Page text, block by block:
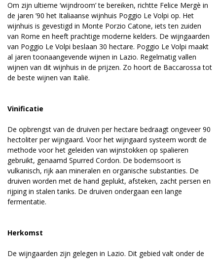
Om zijn ultieme ‘wijndroom’ te bereiken, richtte Felice Mergè in
de jaren ’90 het Italiaanse wijnhuis Poggio Le Volpi op. Het
wijnhuis is gevestigd in Monte Porzio Catone, iets ten zuiden
van Rome en heeft prachtige moderne kelders. De wijngaarden
van Poggio Le Volpi beslaan 30 hectare. Poggio Le Volpi maakt
al jaren toonaangevende wijnen in Lazio. Regelmatig vallen
wijnen van dit wijnhuis in de prijzen. Zo hoort de Baccarossa tot
de beste wijnen van Italië.
Vinificatie
De opbrengst van de druiven per hectare bedraagt ongeveer 90
hectoliter per wijngaard. Voor het wijngaard systeem wordt de
methode voor het geleiden van wijnstokken op spalieren
gebruikt, genaamd Spurred Cordon. De bodemsoort is
vulkanisch, rijk aan mineralen en organische substanties. De
druiven worden met de hand geplukt, afsteken, zacht persen en
rijping in stalen tanks. De druiven ondergaan een lange
fermentatie.
Herkomst
De wijngaarden zijn gelegen in Lazio. Dit gebied valt onder de